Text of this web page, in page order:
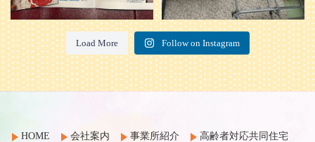
Load More Follow on Instagram
HOME 会社案内 事業所紹介
高齢者対応共同住宅